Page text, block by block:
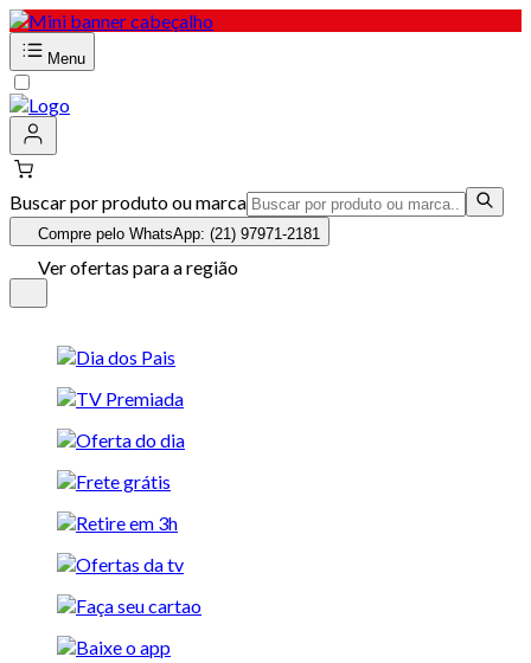
Menu
Buscar por produto ou marca
Compre pelo WhatsApp: (21) 97971-2181
Ver ofertas para a região